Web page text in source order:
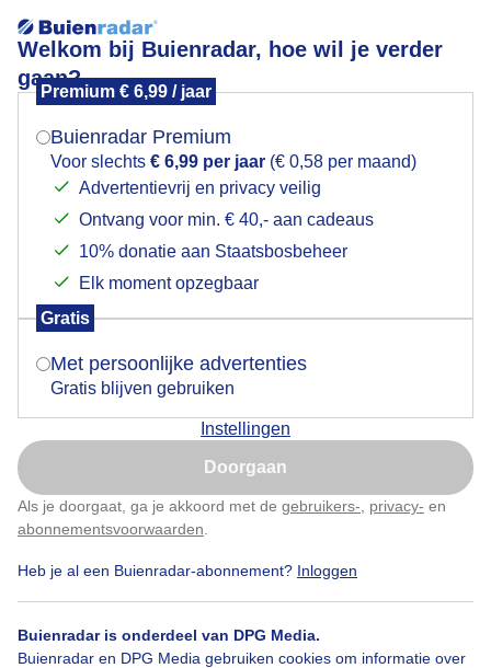
Welkom bij Buienradar, hoe wil je verder
gaan?
Premium € 6,99 / jaar
Buienradar Premium
Voor slechts € 6,99 per jaar (€ 0,58 per maand)
Advertentievrij en privacy veilig
Ontvang voor min. € 40,- aan cadeaus
10% donatie aan Staatsbosbeheer
Elk moment opzegbaar
Gratis
Met persoonlijke advertenties
Gratis blijven gebruiken
Instellingen
Doorgaan
Als je doorgaat, ga je akkoord met de gebruikers- privacy- en
abonnementsvoorwaarden
Heb je al een Buienradar-abonnement? Inloggen
Buienradar is onderdeel van DPG Media.
Buienradar en DPG Media gebruiken cookies om informatie over
Bui op komst?
Door: Geeske Harkema
1
Mogen we je locatie gebruiken voor het
Indien je hier nog geen akkoord op hebt gegeven,
verschijnt er zo een pop-up uit je browser waarin
Is goed, toon de popup
Nu niet, misschien later
Klik hierom dit aan te passen